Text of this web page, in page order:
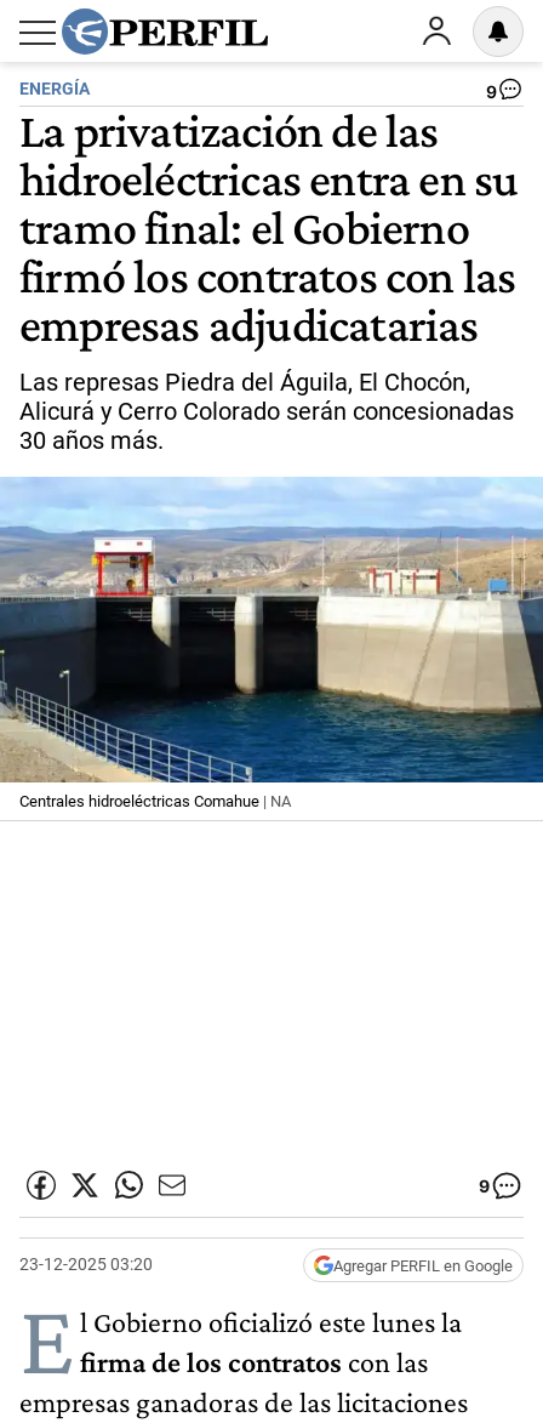
ENERGÍA 9
La privatización de las
hidroeléctricas entra en su
tramo final: el Gobierno
firmó los contratos con las
empresas adjudicatarias
Las represas Piedra del Águila, El Chocón,
Alicurá y Cerro Colorado serán concesionadas
30 años más.
Centrales hidroeléctricas Comahue | NA
9
23-12-2025 03:20 Agregar PERFIL en Google
E l Gobierno oficializó este lunes la
firma de los contratos con las
empresas ganadoras de las licitaciones